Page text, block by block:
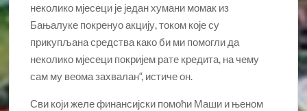
неколико мјесеци је један хумани момак из
Бањалуке покренуо акцију, током које су
прикупљана средства како би ми помогли да
неколико мјесеци покријем рате кредита, на чему
сам му веома захвалан“, истиче он.
Сви који желе финансијски помоћи Маши и њеном